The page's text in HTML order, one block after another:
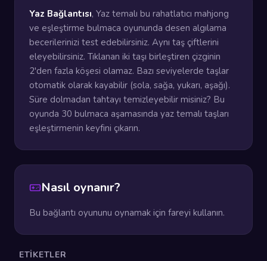
Yaz Bağlantısı, Yaz temalı bu rahatlatıcı mahjong
ve eşleştirme bulmaca oyununda desen algılama
becerilerinizi test edebilirsiniz. Aynı taş çiftlerini
eleyebilirsiniz. Tıklanan iki taşı birleştiren çizginin
2'den fazla köşesi olamaz. Bazı seviyelerde taşlar
otomatik olarak kayabilir (sola, sağa, yukarı, aşağı).
Süre dolmadan tahtayı temizleyebilir misiniz? Bu
oyunda 30 bulmaca aşamasında yaz temalı taşları
eşleştirmenin keyfini çıkarın.
Nasıl oynanır?
Bu bağlantı oyununu oynamak için fareyi kullanın.
ETIKETLER